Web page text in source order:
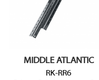
MIDDLE ATLANTIC
RK-RR6
Pour racks RK-6 et BRK-6
Vendu par paire